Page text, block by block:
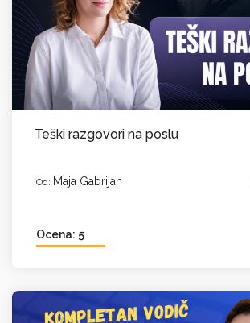
Teški razgovori na poslu
Od: Maja Gabrijan
Ocena: 5